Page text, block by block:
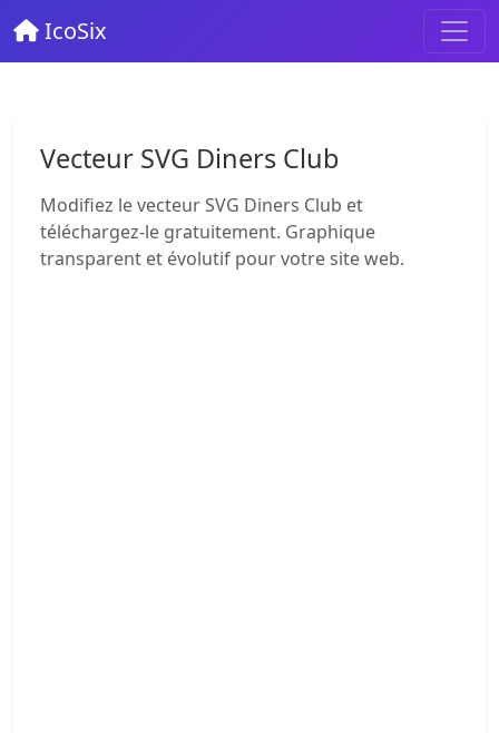
IcoSix
Vecteur SVG Diners Club
Modifiez le vecteur SVG Diners Club et
téléchargez-le gratuitement. Graphique
transparent et évolutif pour votre site web.